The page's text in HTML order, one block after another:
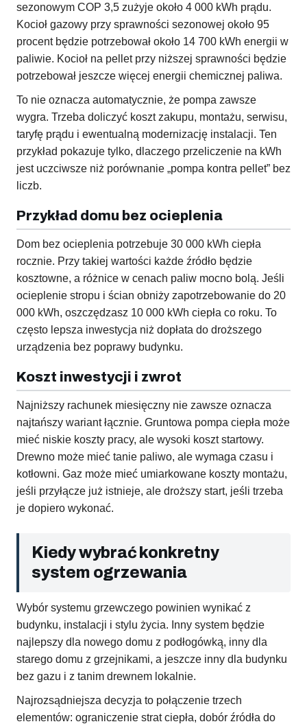
sezonowym COP 3,5 zużyje około 4 000 kWh prądu.
Kocioł gazowy przy sprawności sezonowej około 95
procent będzie potrzebował około 14 700 kWh energii w
paliwie. Kocioł na pellet przy niższej sprawności będzie
potrzebował jeszcze więcej energii chemicznej paliwa.
To nie oznacza automatycznie, że pompa zawsze
wygra. Trzeba doliczyć koszt zakupu, montażu, serwisu,
taryfę prądu i ewentualną modernizację instalacji. Ten
przykład pokazuje tylko, dlaczego przeliczenie na kWh
jest uczciwsze niż porównanie „pompa kontra pellet” bez
liczb.
Przykład domu bez ocieplenia
Dom bez ocieplenia potrzebuje 30 000 kWh ciepła
rocznie. Przy takiej wartości każde źródło będzie
kosztowne, a różnice w cenach paliw mocno bolą. Jeśli
ocieplenie stropu i ścian obniży zapotrzebowanie do 20
000 kWh, oszczędzasz 10 000 kWh ciepła co roku. To
często lepsza inwestycja niż dopłata do droższego
urządzenia bez poprawy budynku.
Koszt inwestycji i zwrot
Najniższy rachunek miesięczny nie zawsze oznacza
najtańszy wariant łącznie. Gruntowa pompa ciepła może
mieć niskie koszty pracy, ale wysoki koszt startowy.
Drewno może mieć tanie paliwo, ale wymaga czasu i
kotłowni. Gaz może mieć umiarkowane koszty montażu,
jeśli przyłącze już istnieje, ale droższy start, jeśli trzeba
je dopiero wykonać.
Kiedy wybrać konkretny
system ogrzewania
Wybór systemu grzewczego powinien wynikać z
budynku, instalacji i stylu życia. Inny system będzie
najlepszy dla nowego domu z podłogówką, inny dla
starego domu z grzejnikami, a jeszcze inny dla budynku
bez gazu i z tanim drewnem lokalnie.
Najrozsądniejsza decyzja to połączenie trzech
elementów: ograniczenie strat ciepła, dobór źródła do